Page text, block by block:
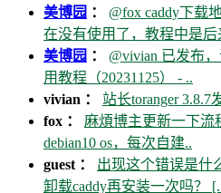
美博园 ： @fox caddy下载
在没有使用了，教程中是后
美博园 ： @vivian 已发布
用教程（20231125） - ..
vivian ： 站长toranger 3.8.7
fox ： 麻煩博主更新一下流
debian10 os，每次自建..
guest ： 出现这个错误是什
卸载caddy再安装一次吗？